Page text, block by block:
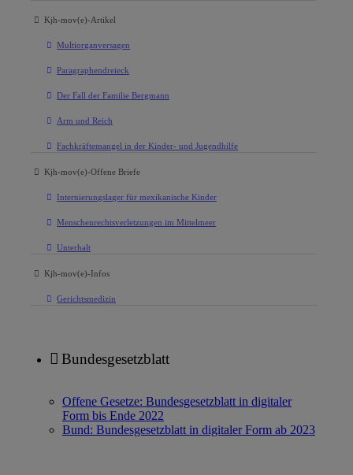
Kjh-mov(e)-Artikel
Multiorganversagen
Paragraphendreieck
Der Fall der Familie Bergmann
Arm und Reich
Fachkräftemangel in der Kinder- und Jugendhilfe
Kjh-mov(e)-Offene Briefe
Internierungslager für mexikanische Kinder
Menschenrechtsverletzungen im Mittelmeer
Unterhalt
Kjh-mov(e)-Infos
Gerichtsmedizin
Bundesgesetzblatt
Offene Gesetze: Bundesgesetzblatt in digitaler
Form bis Ende 2022
Bund: Bundesgesetzblatt in digitaler Form ab 2023